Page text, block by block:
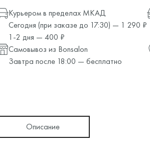
Курьером в пределах МКАД
Сегодня (при заказе до 17:30) — 1 290 ₽
1-2 дня — 400 ₽
Самовывоз из Bonsalon
Завтра после 18:00 — бесплатно
Описание